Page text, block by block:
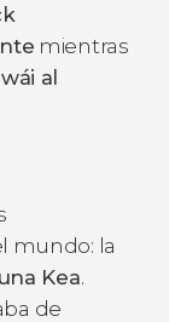
mientras
al
mundo: la
Kea.
de